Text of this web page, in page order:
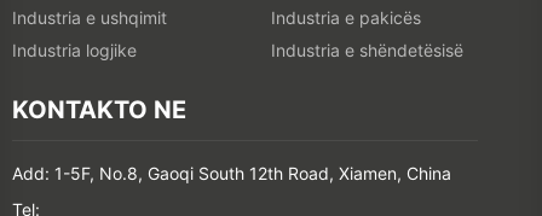
Industria e ushqimit
Industria e pakicës
Industria logjike
Industria e shëndetësisë
KONTAKTO NE
Add: 1-5F, No.8, Gaoqi South 12th Road, Xiamen, China
Tel: